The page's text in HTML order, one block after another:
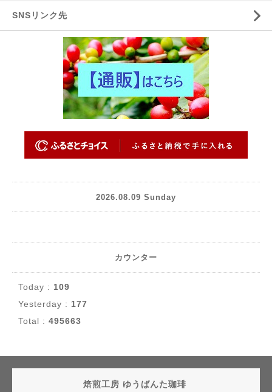
SNSリンク先
2026.08.09 Sunday
カウンター
Today : 109
Yesterday : 177
Total : 495663
焙煎工房 ゆうばんた珈琲